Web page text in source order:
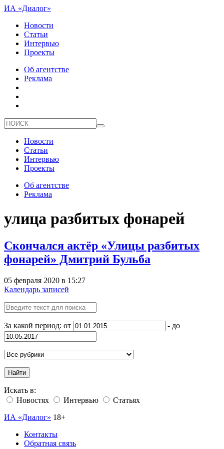
ИА «Диалог»
Новости
Статьи
Интервью
Проекты
Об агентстве
Реклама
Новости
Статьи
Интервью
Проекты
Об агентстве
Реклама
улица разбитых фонарей
Скончался актёр «Улицы разбитых
фонарей» Дмитрий Бульба
05 февраля 2020 в 15:27
Календарь записей
За какой период: от - до
Найти
Искать в:
Новостях
Интервью
Статьях
ИА «Диалог» 18+
Контакты
Обратная связь